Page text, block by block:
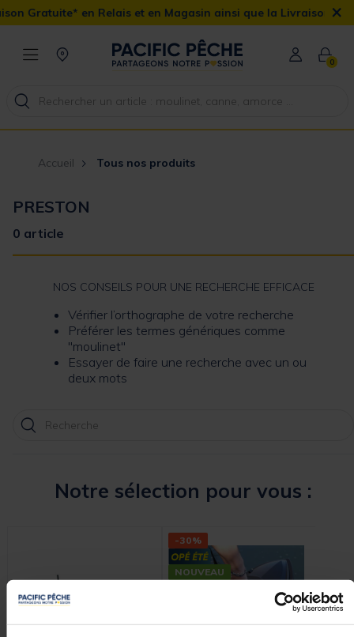
Gratuite* en Relais et en Magasin ainsi que la Livraison ×
0
Accueil Tous nos produits
PRESTON
0 article
NOS CONSEILS POUR UNE RECHERCHE EFFICACE
Vérifier l’orthographe de votre recherche
Préférer les termes génériques comme
"moulinet"
Essayer de faire une recherche avec un ou
deux mots
Notre sélection pour vous :
-30%
NOUVEAU